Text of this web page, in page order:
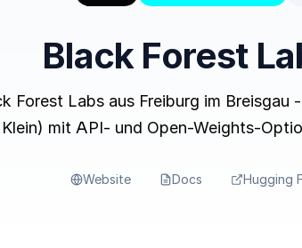
Black Forest
Forest Labs aus Freiburg im
mit API- und Open-Weights-
Website Docs Hugging